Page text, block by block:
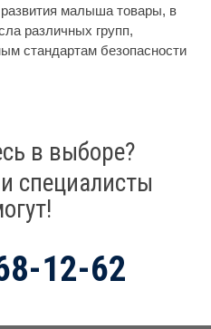
малыша товары, в
различных групп,
стандартам безопасности
в выборе?
специалисты
12-62